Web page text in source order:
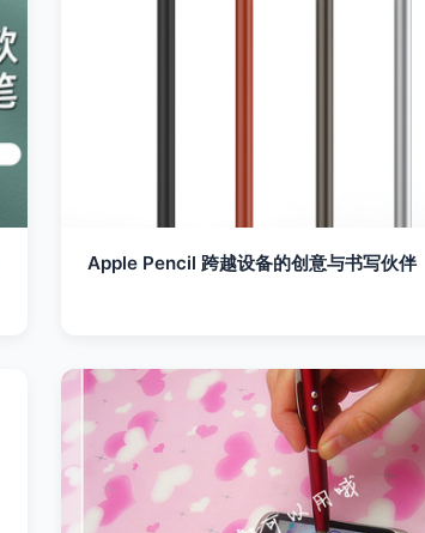
Apple Pencil 跨越设备的创意与书写伙伴